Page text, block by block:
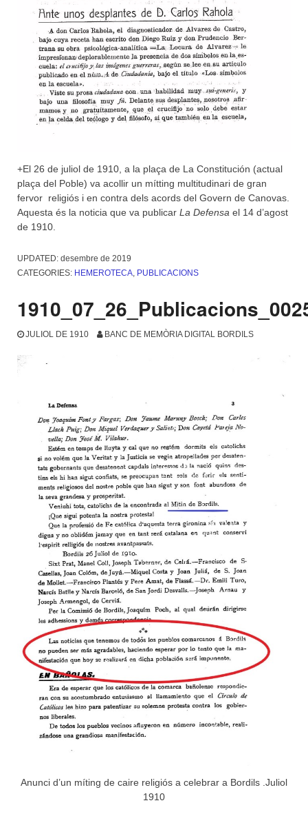
+El 26 de juliol de 1910, a la plaça de La Constitución (actual
plaça del Poble) va acollir un mítting multitudinari de gran
fervor religiós i en contra dels acords del Govern de Canovas.
Aquesta és la noticia que va publicar La Defensa el 14 d’agost
de 1910.
UPDATED: desembre de 2019
CATEGORIES: HEMEROTECA, PUBLICACIONS
JULIOL DE 1910 BANC DE MEMÒRIA DIGITAL BORDILS
Anunci d’un míting de caire religiós a celebrar a Bordils .Juliol
1910